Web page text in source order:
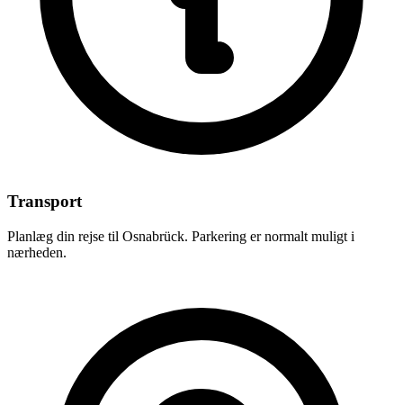
Transport
Planlæg din rejse til Osnabrück. Parkering er normalt muligt i
nærheden.